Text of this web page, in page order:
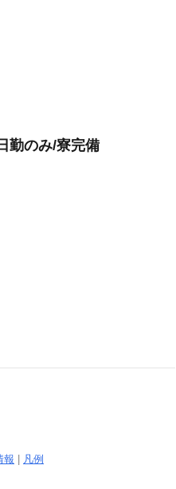
勤のみ/寮完備
報 | 凡例